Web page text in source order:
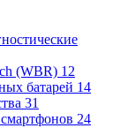
(WBR) 12
батарей 14
31
24